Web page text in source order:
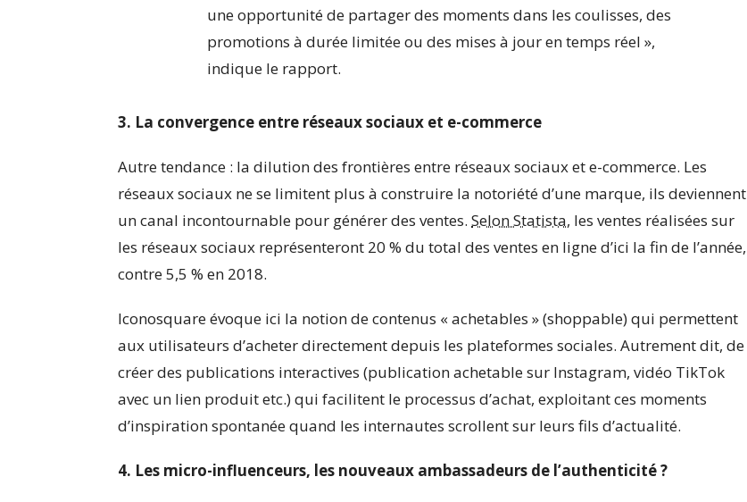
une opportunité de partager des moments dans les coulisses, des
promotions à durée limitée ou des mises à jour en temps réel »,
indique le rapport.
3. La convergence entre réseaux sociaux et e-commerce
Autre tendance : la dilution des frontières entre réseaux sociaux et e-commerce. Les
réseaux sociaux ne se limitent plus à construire la notoriété d’une marque, ils deviennent
un canal incontournable pour générer des ventes. Selon Statista, les ventes réalisées sur
les réseaux sociaux représenteront 20 % du total des ventes en ligne d’ici la fin de l’année,
contre 5,5 % en 2018.
Iconosquare évoque ici la notion de contenus « achetables » (shoppable) qui permettent
aux utilisateurs d’acheter directement depuis les plateformes sociales. Autrement dit, de
créer des publications interactives (publication achetable sur Instagram, vidéo TikTok
avec un lien produit etc.) qui facilitent le processus d’achat, exploitant ces moments
d’inspiration spontanée quand les internautes scrollent sur leurs fils d’actualité.
4. Les micro-influenceurs, les nouveaux ambassadeurs de l’authenticité ?